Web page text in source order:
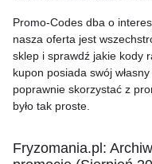
Promo-Codes dba o
nasza oferta jest
sklep i sprawdź jakie kody
kupon posiada swój
poprawnie skorzystać z
było tak proste.
Fryzomania.pl: